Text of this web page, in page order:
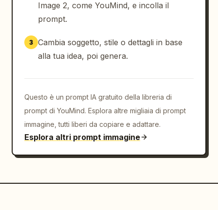
产品卖点". Includere esattamente 4 righe di
benefici impilate con icone scure circolari e
和牛 + 鹅肝"; 2) icona spatola o coltello, "现
点现煎 / 出汁不压扁"; 3) icona formaggio, "三重
芝士 / 车达+马苏+帕森"; 4) icona scatola da
Prezzo e CTA: Vicino al centro in basso,
posizionare un banner del prezzo con una
pennellata marrone scuro. Sopra di esso,
scrivere in piccolo "PRICE" in arancione e un
/ 套". Sotto, aggiungere un pulsante call-to-
Image 2, come YouMind, e incolla il
prompt.
3 Cambia soggetto, stile o dettagli in base
alla tua idea, poi genera.
Questo è un prompt IA gratuito della libreria di
prompt di YouMind. Esplora altre migliaia di prompt
immagine, tutti liberi da copiare e adattare.
Esplora altri prompt immagine